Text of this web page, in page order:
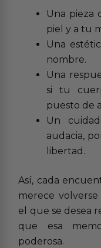
Una pieza
piel y a tu
Una
nombre.
Una
si tu
puesto de
Un
audacia,
libertad.
Así, cada
merece
el que se desea
que esa
poderosa.